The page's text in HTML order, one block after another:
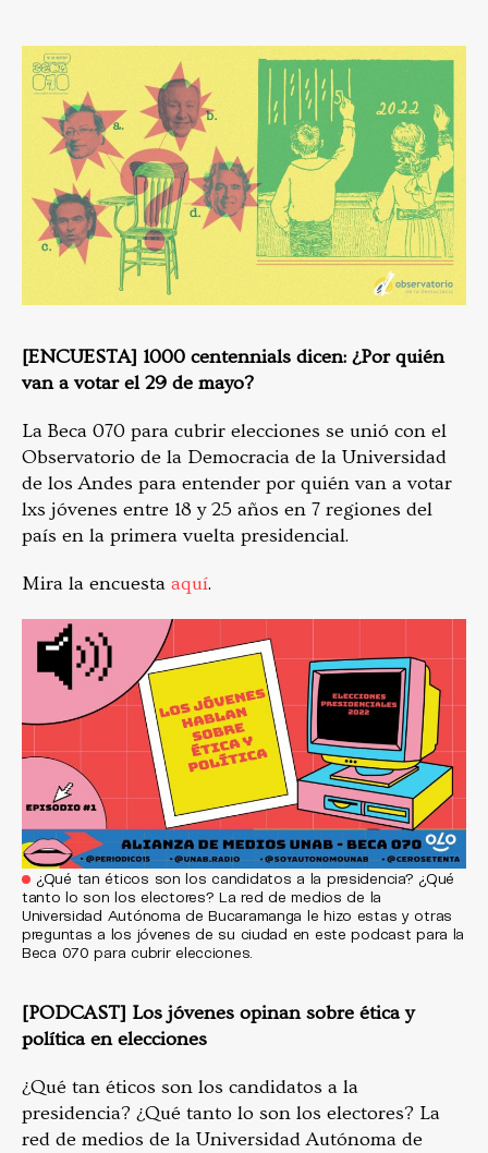
[ENCUESTA] 1000 centennials dicen: ¿Por quién
van a votar el 29 de mayo?
La Beca 070 para cubrir elecciones se unió con el
Observatorio de la Democracia de la Universidad
de los Andes para entender por quién van a votar
lxs jóvenes entre 18 y 25 años en 7 regiones del
país en la primera vuelta presidencial.
Mira la encuesta aquí.
¿Qué tan éticos son los candidatos a la presidencia? ¿Qué
tanto lo son los electores? La red de medios de la
Universidad Autónoma de Bucaramanga le hizo estas y otras
preguntas a los jóvenes de su ciudad en este podcast para la
Beca 070 para cubrir elecciones.
[PODCAST] Los jóvenes opinan sobre ética y
política en elecciones
¿Qué tan éticos son los candidatos a la
presidencia? ¿Qué tanto lo son los electores? La
red de medios de la Universidad Autónoma de